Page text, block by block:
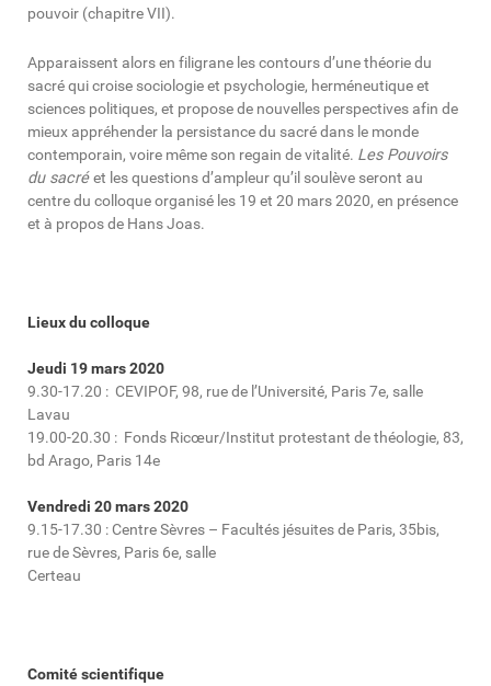
pouvoir (chapitre VII).
Apparaissent alors en filigrane les contours d’une théorie du
sacré qui croise sociologie et psychologie, herméneutique et
sciences politiques, et propose de nouvelles perspectives afin de
mieux appréhender la persistance du sacré dans le monde
contemporain, voire même son regain de vitalité. Les Pouvoirs
du sacréet les questions d’ampleur qu’il soulève seront au
centre du colloque organisé les 19 et 20 mars 2020, en présence
et à propos de Hans Joas.
Lieux du colloque
Jeudi 19 mars 2020
9.30-17.20 : CEVIPOF, 98, rue de l’Université, Paris 7e, salle
Lavau
19.00-20.30 : Fonds Ricœur/Institut protestant de théologie, 83,
bd Arago, Paris 14e
Vendredi 20 mars 2020
9.15-17.30 : Centre Sèvres – Facultés jésuites de Paris, 35bis,
rue de Sèvres, Paris 6e, salle
Certeau
Comité scientifique